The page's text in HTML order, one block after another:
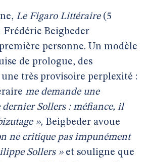
Le Figaro Littéraire(5
Frédéric Beigbeder
première personne. Un modèle
de prologue, des
très provisoire perplexité :
me demande une
Sollers : méfiance, il
», Beigbeder avoue
ne critique pas impunément
Sollers »et souligne que